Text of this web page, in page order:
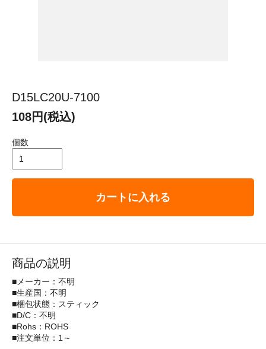
D15LC20U-7100
108円(税込)
個数
カートに入れる
商品の説明
■メーカー：不明
■生産国：不明
■梱包状態：スティック
■D/C：不明
■Rohs：ROHS
■注文単位：1～